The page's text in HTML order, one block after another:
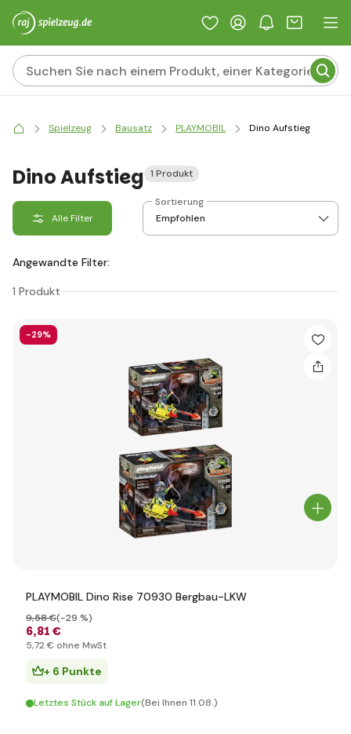
Spielzeug Bausatz PLAYMOBIL Dino Aufstieg
Dino Aufstieg 1 Produkt
Alle Filter
Sortierung
Angewandte Filter:
1 Produkt
-29%
PLAYMOBIL Dino Rise 70930 Bergbau-LKW
6,81 €
9,58 €(-29 %)
5,72 € ohne MwSt
+ 6 Punkte
Letztes Stück auf Lager(Bei Ihnen 11.08.)